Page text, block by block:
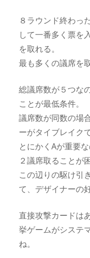
８ラウンド終わっ
して一番多く票を
を取れる。
最も多くの議席を
総議席数が５つな
ことが最低条件。
議席数が同数の場
ーがタイブレイク
とにかくAが重要
２議席取ることが
この辺りの駆け引
て、デザイナーの
直接攻撃カードは
挙ゲームがシステ
ね。